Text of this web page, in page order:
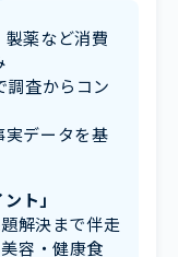
薬など消費
調査からコン
実データを基
ト」
解決まで伴走
容・健康食